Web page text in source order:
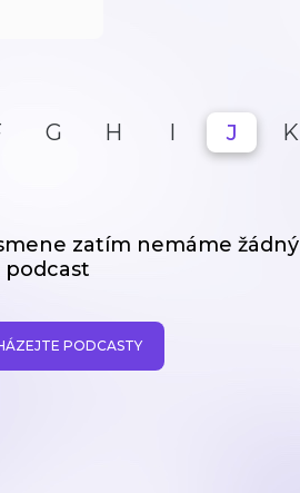
G H I J K
zatím nemáme žádný
podcast
PODCASTY